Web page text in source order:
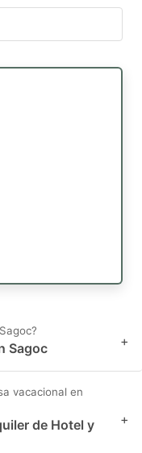
Sagoc +
vacacional en
de Hotel y
+